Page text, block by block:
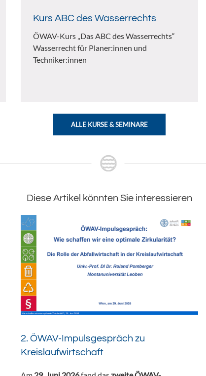
Kurs ABC des Wasserrechts
ÖWAV-Kurs „Das ABC des Wasserrechts“
Wasserrecht für Planer:innen und
Techniker:innen
ALLE KURSE & SEMINARE
Diese Artikel könnten Sie interessieren
2. ÖWAV-Impulsgespräch zu
Kreislaufwirtschaft